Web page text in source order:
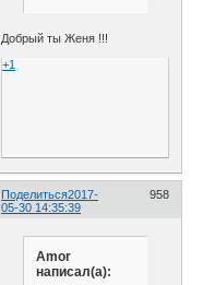
Добрый ты Женя !!!
+1
Поделиться 958
2017-
05-30 14:35:39
Amor
написал(а):